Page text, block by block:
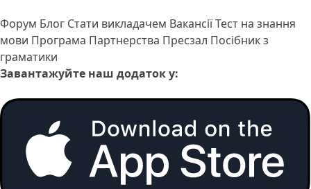
Форум Блог Стати викладачем ВакансіїТест на знання
мови Програма Партнерства Пресзал Посібник з
граматики
Завантажуйте наш додаток у: